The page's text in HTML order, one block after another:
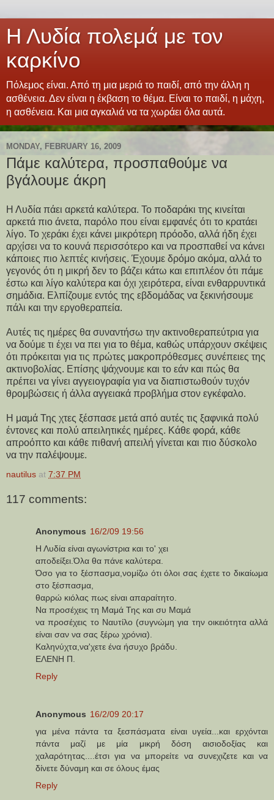
Η Λυδία πολεμά με τον
καρκίνο
Πόλεμος είναι. Από τη μια μεριά το παιδί, από την άλλη η
ασθένεια. Δεν είναι η έκβαση το θέμα. Είναι το παιδί, η μάχη,
η ασθένεια. Και μια αγκαλιά να τα χωράει όλα αυτά.
MONDAY, FEBRUARY 16, 2009
Πάμε καλύτερα, προσπαθούμε να
βγάλουμε άκρη
Η Λυδία πάει αρκετά καλύτερα. Το ποδαράκι της κινείται
αρκετά πιο άνετα, παρόλο που είναι εμφανές ότι το κρατάει
λίγο. Το χεράκι έχει κάνει μικρότερη πρόοδο, αλλά ήδη έχει
αρχίσει να το κουνά περισσότερο και να προσπαθεί να κάνει
κάποιες πιο λεπτές κινήσεις. Έχουμε δρόμο ακόμα, αλλά το
γεγονός ότι η μικρή δεν το βάζει κάτω και επιπλέον ότι πάμε
έστω και λίγο καλύτερα και όχι χειρότερα, είναι ενθαρρυντικά
σημάδια. Ελπίζουμε εντός της εβδομάδας να ξεκινήσουμε
πάλι και την εργοθεραπεία.
Αυτές τις ημέρες θα συναντήσω την ακτινοθεραπεύτρια για
να δούμε τι έχει να πει για το θέμα, καθώς υπάρχουν σκέψεις
ότι πρόκειται για τις πρώτες μακροπρόθεσμες συνέπειες της
ακτινοβολίας. Επίσης ψάχνουμε και το εάν και πώς θα
πρέπει να γίνει αγγειογραφία για να διαπιστωθούν τυχόν
θρομβώσεις ή άλλα αγγειακά προβλήμα στον εγκέφαλο.
Η μαμά Της χτες ξέσπασε μετά από αυτές τις ξαφνικά πολύ
έντονες και πολύ απειλητικές ημέρες. Κάθε φορά, κάθε
απροόπτο και κάθε πιθανή απειλή γίνεται και πιο δύσκολο
να την παλέψουμε.
nautilus at 7:37 PM
117 comments:
Anonymous 16/2/09 19:56
Η Λυδία είναι αγωνίστρια και το' χει
αποδείξει.Όλα θα πάνε καλύτερα.
Όσο για το ξέσπασμα,νομίζω ότι όλοι σας έχετε το δικαίωμα
στο ξέσπασμα,
θαρρώ κιόλας πως είναι απαραίτητο.
Να προσέχεις τη Μαμά Της και συ Μαμά
να προσέχεις το Ναυτίλο (συγνώμη για την οικειότητα αλλά
είναι σαν να σας ξέρω χρόνια).
Καληνύχτα,να'χετε ένα ήσυχο βράδυ.
ΕΛΕΝΗ Π.
Reply
Anonymous 16/2/09 20:17
για μένα πάντα τα ξεσπάσματα είναι υγεία...και ερχόνται
πάντα μαζί με μία μικρή δόση αισιοδοξίας και
χαλαρότητας....έτσι για να μπορείτε να συνεχιζετε και να
δίνετε δύναμη και σε όλους έμας
Reply